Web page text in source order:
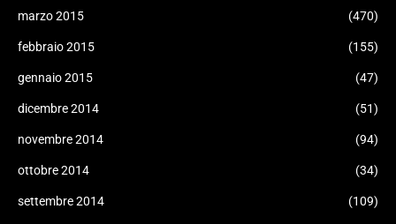
marzo 2015 (470)
febbraio 2015 (155)
gennaio 2015 (47)
dicembre 2014 (51)
novembre 2014 (94)
ottobre 2014 (34)
settembre 2014 (109)